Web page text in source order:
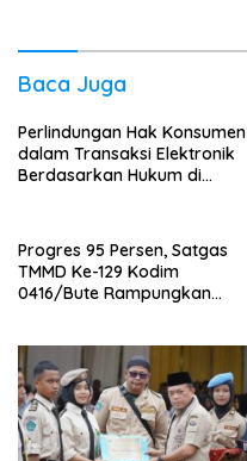
Baca Juga
Perlindungan Hak Konsumen
dalam Transaksi Elektronik
Berdasarkan Hukum di
Progres 95 Persen, Satgas
TMMD Ke-129 Kodim
0416/Bute Rampungkan